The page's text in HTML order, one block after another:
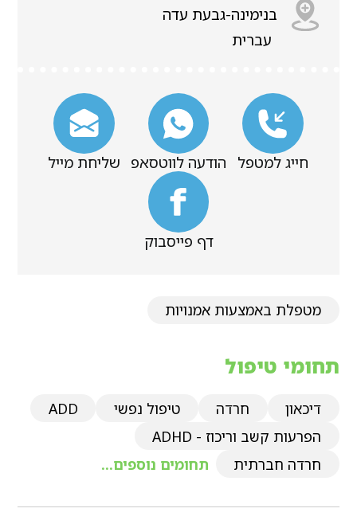
בנימינה-גבעת עדה
עברית
חייג למטפל הודעה לווטסאפ שליחת מייל
דף פייסבוק
מטפלת באמצעות אמנויות
תחומי טיפול
דיכאון חרדה טיפול נפשי
ADD
הפרעות קשב וריכוז - ADHD
חרדה חברתית
תחומים נוספים...